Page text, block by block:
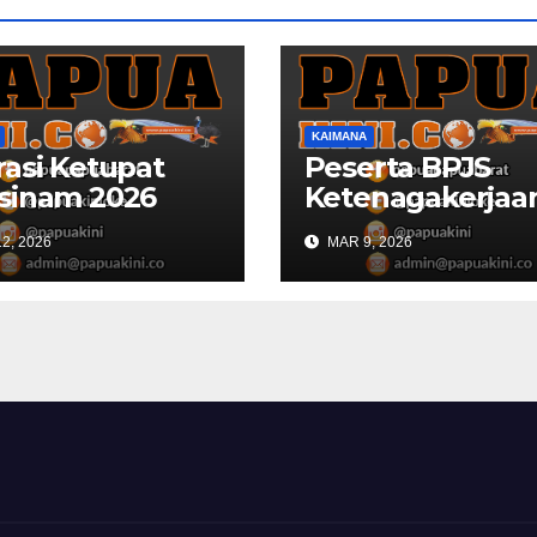
Ketupat
2026
Libatkan
2026
KAIMANA
Peserta BPJS
Kaimana
53 Persen di
MAR 9, 2026